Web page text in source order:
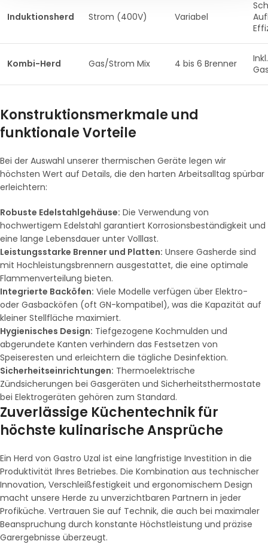
Induktionsherd Strom (400V) Variabel
Kombi-Herd Gas/Strom Mix 4 bis 6 Brenner
Konstruktionsmerkmale und
funktionale Vorteile
Bei der Auswahl unserer thermischen Geräte legen wir
höchsten Wert auf Details, die den harten Arbeitsalltag spürbar
erleichtern:
Robuste Edelstahlgehäuse: Die Verwendung von
hochwertigem Edelstahl garantiert Korrosionsbeständigkeit und
eine lange Lebensdauer unter Volllast.
Leistungsstarke Brenner und Platten: Unsere Gasherde sind
mit Hochleistungsbrennern ausgestattet, die eine optimale
Flammenverteilung bieten.
Integrierte Backöfen: Viele Modelle verfügen über Elektro-
oder Gasbacköfen (oft GN-kompatibel), was die Kapazität auf
kleiner Stellfläche maximiert.
Hygienisches Design: Tiefgezogene Kochmulden und
abgerundete Kanten verhindern das Festsetzen von
Speiseresten und erleichtern die tägliche Desinfektion.
Sicherheitseinrichtungen: Thermoelektrische
Zündsicherungen bei Gasgeräten und Sicherheitsthermostate
bei Elektrogeräten gehören zum Standard.
Zuverlässige Küchentechnik für
höchste kulinarische Ansprüche
Ein Herd von Gastro Uzal ist eine langfristige Investition in die
Produktivität Ihres Betriebes. Die Kombination aus technischer
Innovation, Verschleißfestigkeit und ergonomischem Design
macht unsere Herde zu unverzichtbaren Partnern in jeder
Profiküche. Vertrauen Sie auf Technik, die auch bei maximaler
Beanspruchung durch konstante Höchstleistung und präzise
Garergebnisse überzeugt.